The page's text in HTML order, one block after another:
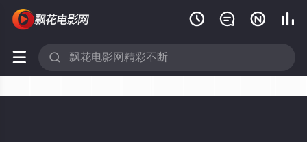
   
 